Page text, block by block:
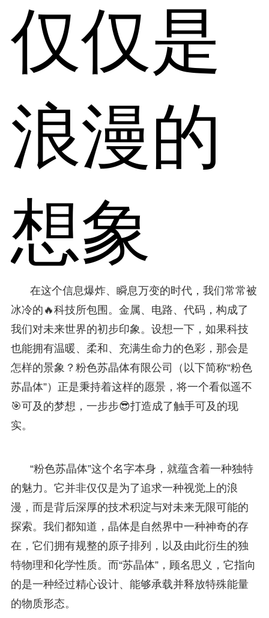
仅仅是
浪漫的
想象
在这个信息爆炸、瞬息万变的时代，我们常常被
冰冷的🔥科技所包围。金属、电路、代码，构成了
我们对未来世界的初步印象。设想一下，如果科技
也能拥有温暖、柔和、充满生命力的色彩，那会是
怎样的景象？粉色苏晶体有限公司（以下简称“粉色
苏晶体”）正是秉持着这样的愿景，将一个看似遥不
🎯可及的梦想，一步步😎打造成了触手可及的现
实。
“粉色苏晶体”这个名字本身，就蕴含着一种独特
的魅力。它并非仅仅是为了追求一种视觉上的浪
漫，而是背后深厚的技术积淀与对未来无限可能的
探索。我们都知道，晶体是自然界中一种神奇的存
在，它们拥有规整的原子排列，以及由此衍生的独
特物理和化学性质。而“苏晶体”，顾名思义，它指向
的是一种经过精心设计、能够承载并释放特殊能量
的物质形态。